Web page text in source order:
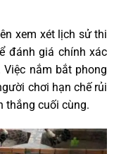
xem xét lịch sử thi
đánh giá chính xác
nắm bắt phong
chơi hạn chế rủi
thắng cuối cùng.